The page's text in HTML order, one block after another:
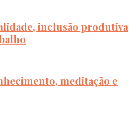
inclusão produtiva
meditação e